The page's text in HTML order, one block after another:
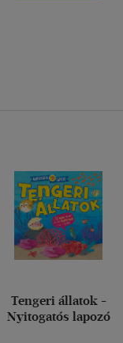
Tengeri állatok -
Nyitogatós lapozó